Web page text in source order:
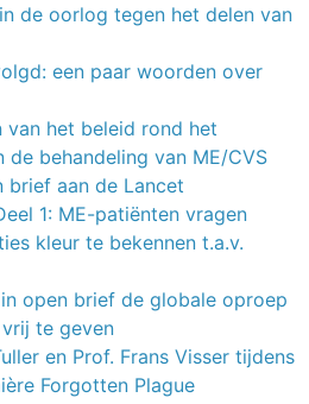
de oorlog tegen het delen van
een paar woorden over
van het beleid rond het
de behandeling van ME/CVS
brief aan de Lancet
1: ME-patiënten vragen
kleur te bekennen t.a.v.
open brief de globale oproep
te geven
en Prof. Frans Visser tijdens
Forgotten Plague